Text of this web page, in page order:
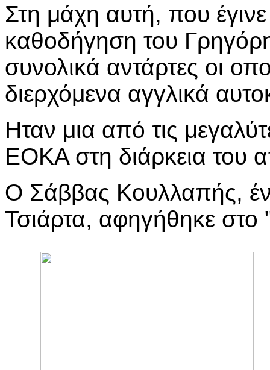
Στη μάχη αυτή, που
καθοδήγηση του
συνολικά αντάρτες οι
διερχόμενα αγγλικά
Ηταν μια από τις
ΕΟΚΑ στη διάρκεια του
Ο Σάββας Κουλλαπής,
Τσιάρτα, αφηγήθηκε